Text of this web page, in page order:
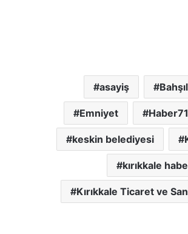
asayiş
Emniyet Haber71
keskin belediyesi
kırıkkale
Kırıkkale Ticaret ve